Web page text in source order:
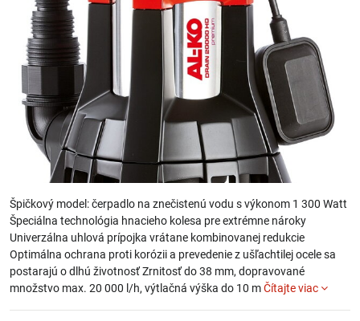
Špičkový model: čerpadlo na znečistenú vodu s výkonom 1 300 Watt
Špeciálna technológia hnacieho kolesa pre extrémne nároky
Univerzálna uhlová prípojka vrátane kombinovanej redukcie
Optimálna ochrana proti korózii a prevedenie z ušľachtilej ocele sa
postarajú o dlhú životnosť Zrnitosť do 38 mm, dopravované
množstvo max. 20 000 l/h, výtlačná výška do 10 mČítajte viac